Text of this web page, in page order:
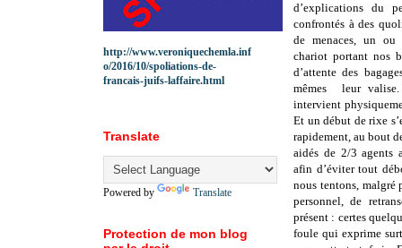
d’explications du
confrontés à des
de menaces, un ou
chariot portant nos
d’attente des
mêmes leur
intervient
Et un début de rixe
rapidement, au bout
aidés de 2/3 agents
afin d’éviter tout
nous tentons, malgré
personnel, de
présent : certes
foule qui exprime
http://www.veroniquechemla.inf
o/2016/10/spoliations-de-
francais-juifs-laffaire.html
Translate
Powered by Translate
Protection de mon blog